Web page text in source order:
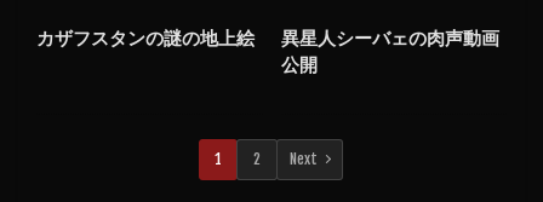
カザフスタンの謎の地上絵
異星人シーバェの肉声動画
公開
1 2 Next